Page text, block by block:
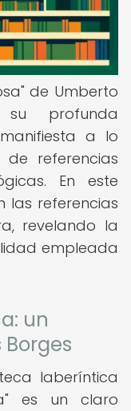
de Umberto
profunda
a lo
referencias
En este
las referencias
revelando la
empleada
un
laberíntica
es un claro